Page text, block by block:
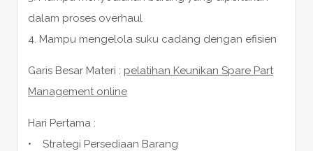
dalam proses overhaul
4. Mampu mengelola suku cadang dengan efisien
Garis Besar Materi : pelatihan Keunikan Spare Part
Management online
Hari Pertama :
• Strategi Persediaan Barang